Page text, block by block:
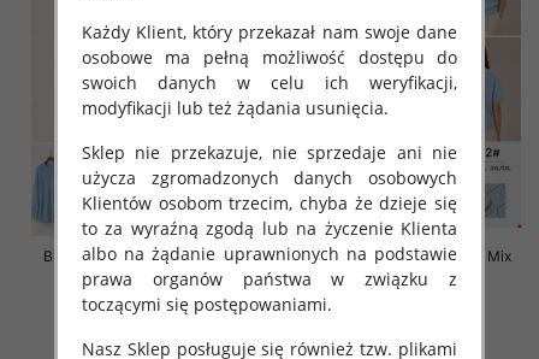
Bluzki damskie Roz L-3XL, Mix
Kolor Paczka 10 szt
42.00 zł
szczegóły
Bluzki damskie Roz L-3XL, Mix
Kolor Paczka 10 szt
szczegóły
Każdy Klient, który przekazał nam swoje dane
osobowe ma pełną możliwość dostępu do
swoich danych w celu ich weryfikacji,
modyfikacji lub też żądania usunięcia.
Sklep nie przekazuje, nie sprzedaje ani nie
użycza zgromadzonych danych osobowych
Klientów osobom trzecim, chyba że dzieje się
to za wyraźną zgodą lub na życzenie Klienta
albo na żądanie uprawnionych na podstawie
prawa organów państwa w związku z
toczącymi się postępowaniami.
Nasz Sklep posługuje się również tzw. plikami